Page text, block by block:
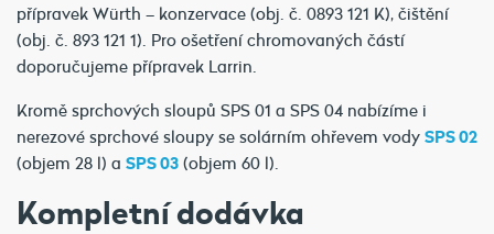
přípravek Würth – konzervace (obj. č. 0893 121 K), čištění
(obj. č. 893 121 1). Pro ošetření chromovaných částí
doporučujeme přípravek Larrin.
Kromě sprchových sloupů SPS 01 a SPS 04 nabízíme i
nerezové sprchové sloupy se solárním ohřevem vody SPS 02
(objem 28 l) a SPS 03 (objem 60 l).
Kompletní dodávka